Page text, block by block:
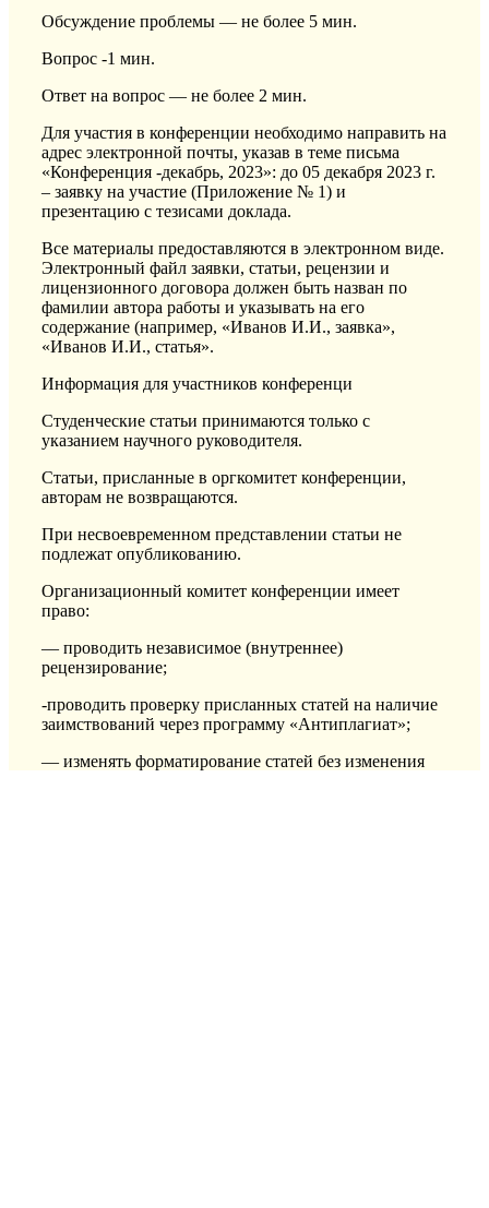
Обсуждение проблемы — не более 5 мин.
Вопрос -1 мин.
Ответ на вопрос — не более 2 мин.
Для участия в конференции необходимо направить на
адрес электронной почты, указав в теме письма
«Конференция -декабрь, 2023»: до 05 декабря 2023 г.
– заявку на участие (Приложение № 1) и
презентацию с тезисами доклада.
Все материалы предоставляются в электронном виде.
Электронный файл заявки, статьи, рецензии и
лицензионного договора должен быть назван по
фамилии автора работы и указывать на его
содержание (например, «Иванов И.И., заявка»,
«Иванов И.И., статья».
Информация для участников конференци
Студенческие статьи принимаются только с
указанием научного руководителя.
Статьи, присланные в оргкомитет конференции,
авторам не возвращаются.
При несвоевременном представлении статьи не
подлежат опубликованию.
Организационный комитет конференции имеет
право:
— проводить независимое (внутреннее)
рецензирование;
-проводить проверку присланных статей на наличие
заимствований через программу «Антиплагиат»;
— изменять форматирование статей без изменения